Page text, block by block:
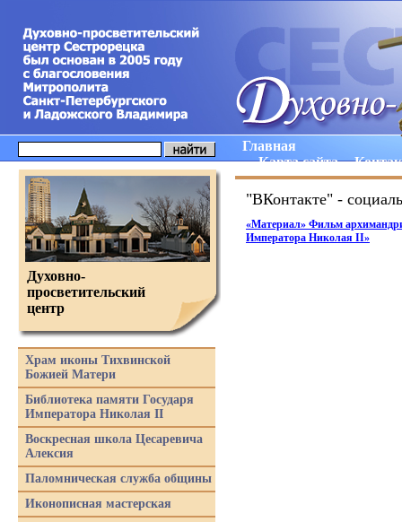
Главная
Карта сайта
"ВКонтакте" -
«Материал» Фильм
Императора Николая II»
Духовно-
просветительский
центр
Храм иконы Тихвинской
Божией Матери
Библиотека памяти Государя
Императора Николая II
Воскресная школа Цесаревича
Алексия
Паломническая служба общины
Иконописная мастерская